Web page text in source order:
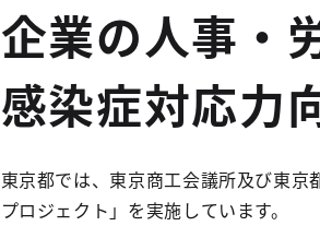
企業の人事・
感染症対応力
東京都では、東京商工会議所及び東
プロジェクト」を実施しています。